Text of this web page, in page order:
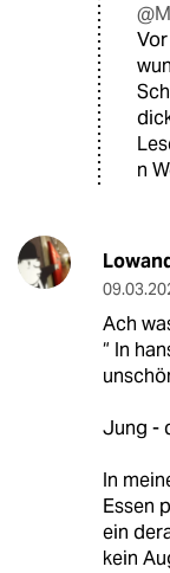
n
Ach
“ In
Jung -
In
Essen
ein
kein